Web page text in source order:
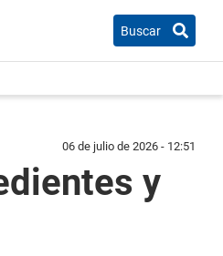
Buscar
06 de julio de 2026 - 12:51
y